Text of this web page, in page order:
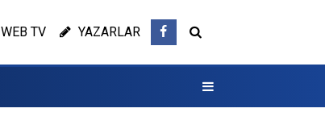
WEB TV YAZARLAR